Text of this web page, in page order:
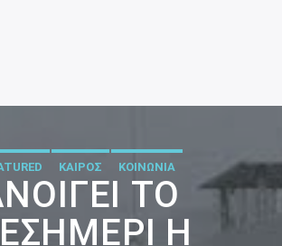
ΚΑΙΡΟΣ ΚΟΙΝΩΝΙΑ
ΤΟ
Η